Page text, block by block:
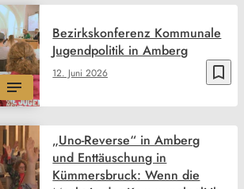
bookmark_border
12. Juni 2026
Bezirkskonferenz Kommunale
Jugendpolitik in Amberg
„Uno-Reverse“ in Amberg
und Enttäuschung in
Kümmersbruck: Wenn die